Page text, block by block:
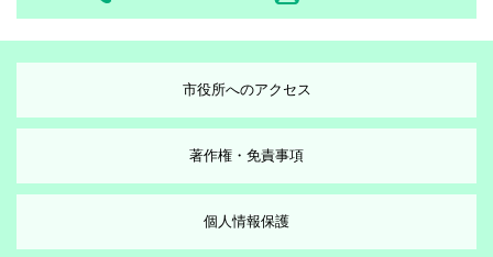
市役所へのアクセス
著作権・免責事項
個人情報保護